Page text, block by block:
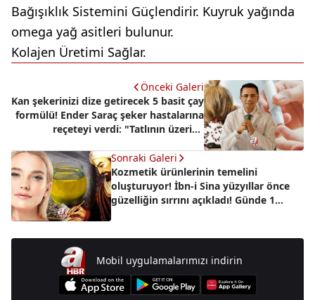
Bağışıklık Sistemini Güçlendirir. Kuyruk yağında
omega yağ asitleri bulunur.
Kolajen Üretimi Sağlar.
Önceki Galeri
Kan şekerinizi dize getirecek 5 basit çay
formülü! Ender Saraç şeker hastalarına
reçeteyi verdi: "Tatlının üzerine
Sonraki Galeri
Kozmetik ürünlerinin temelini
oluşturuyor! İbn-i Sina yüzyıllar önce
güzelliğin sırrını açıkladı! Günde 1
Mobil uygulamalarımızı indirin